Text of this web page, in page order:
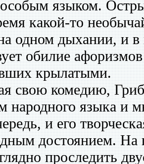
языком.
какой-то
одном дыхании, и
обилие
крылатыми.
свою комедию,
народного языка и
и его
достоянием. На
проследить